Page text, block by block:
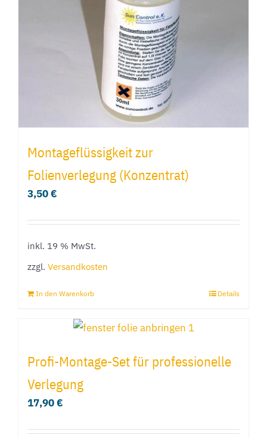
Montageflüssigkeit zur
Folienverlegung (Konzentrat)
3,50€
inkl. 19 % MwSt.
zzgl. Versandkosten
In den Warenkorb Details
Profi-Montage-Set für professionelle
Verlegung
17,90€